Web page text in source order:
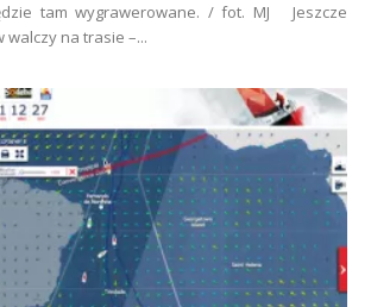
tam wygrawerowane. / fot. MJ Jeszcze
na trasie –...